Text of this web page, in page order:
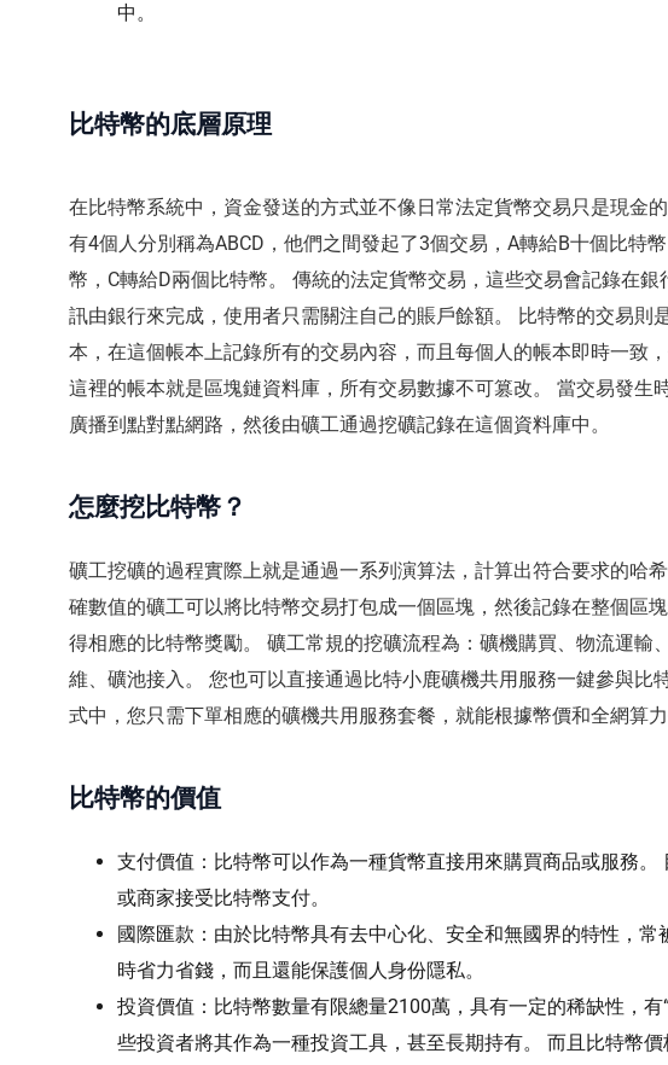
中。
比特幣的底層原理
在比特幣系統中，資金發送的方式並不像日常法定貨幣交易只是現金
有4個人分別稱為ABCD，他們之間發起了3個交易，A轉給B十個比特
幣，C轉給D兩個比特幣。 傳統的法定貨幣交易，這些交易會記錄在銀
訊由銀行來完成，使用者只需關注自己的賬戶餘額。 比特幣的交易則
本，在這個帳本上記錄所有的交易內容，而且每個人的帳本即時一致，
這裡的帳本就是區塊鏈資料庫，所有交易數據不可篡改。 當交易發生
廣播到點對點網路，然後由礦工通過挖礦記錄在這個資料庫中。
怎麼挖比特幣？
礦工挖礦的過程實際上就是通過一系列演算法，計算出符合要求的哈
確數值的礦工可以將比特幣交易打包成一個區塊，然後記錄在整個區
得相應的比特幣獎勵。 礦工常規的挖礦流程為：礦機購買、物流運輸
維、礦池接入。 您也可以直接通過比特小鹿礦機共用服務一鍵參與比
式中，您只需下單相應的礦機共用服務套餐，就能根據幣價和全網算力
比特幣的價值
支付價值：比特幣可以作為一種貨幣直接用來購買商品或服務。
或商家接受比特幣支付。
國際匯款：由於比特幣具有去中心化、安全和無國界的特性，常
時省力省錢，而且還能保護個人身份隱私。
投資價值：比特幣數量有限總量2100萬，具有一定的稀缺性，有
些投資者將其作為一種投資工具，甚至長期持有。 而且比特幣